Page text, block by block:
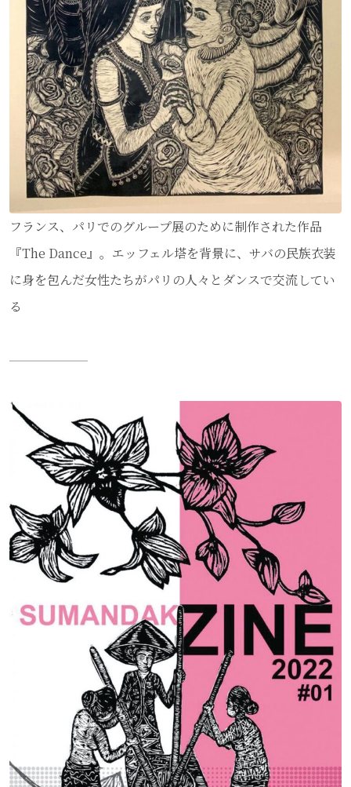
フランス、パリでのグループ展のために制作された作品
『The Dance』。エッフェル塔を背景に、サバの民族衣装
に身を包んだ女性たちがパリの人々とダンスで交流してい
る